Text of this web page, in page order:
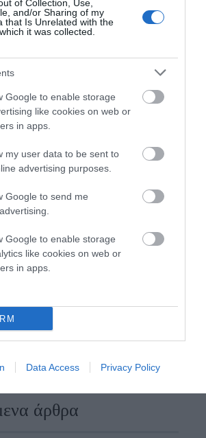
of Collection, Use,
and/or Sharing of my
that Is Unrelated with the
it was collected.
Google to enable storage
like cookies on web or
in apps.
my user data to be sent to
advertising purposes.
Google to send me
Google to enable storage
like cookies on web or
in apps.
Data Access Privacy Policy
άρθρα